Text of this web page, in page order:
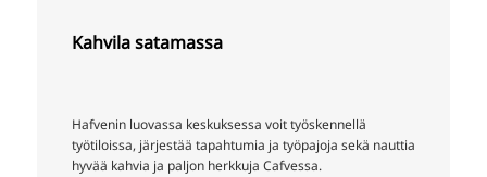
Kahvila satamassa
Hafvenin luovassa keskuksessa voit työskennellä
työtiloissa, järjestää tapahtumia ja työpajoja sekä nauttia
hyvää kahvia ja paljon herkkuja Cafvessa.